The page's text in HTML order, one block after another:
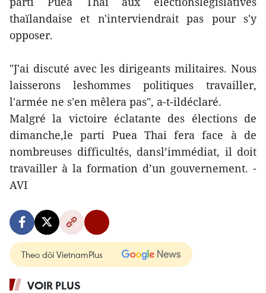
thaïlandaise et n'interviendrait pas pour s'y
opposer.
"J'ai discuté avec les dirigeants militaires. Nous
laisserons leshommes politiques travailler,
l'armée ne s'en mêlera pas", a-t-ildéclaré.
Malgré la victoire éclatante des élections de
dimanche,le parti Puea Thai fera face à de
nombreuses difficultés, dansl’immédiat, il doit
travailler à la formation d’un gouvernement. -
AVI
Theo dõi VietnamPlus
VOIR PLUS